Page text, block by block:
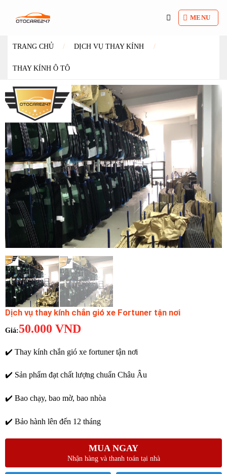
dung
MENU
TRANG CHỦ / DỊCH VỤ THAY KÍNH /
THAY KÍNH Ô TÔ
Dịch vụ thay kính chắn gió xe Fortuner tận nơi
50.000 VND
✔️ Thay kính chắn gió xe fortuner tận nơi
✔️ Sản phẩm đạt chất lượng chuẩn Châu Âu
✔️ Bao chạy, bao mờ, bao nhòa
✔️ Bảo hành lên đến 12 tháng
MUA NGAY
Nhận hàng và thanh toán tại nhà